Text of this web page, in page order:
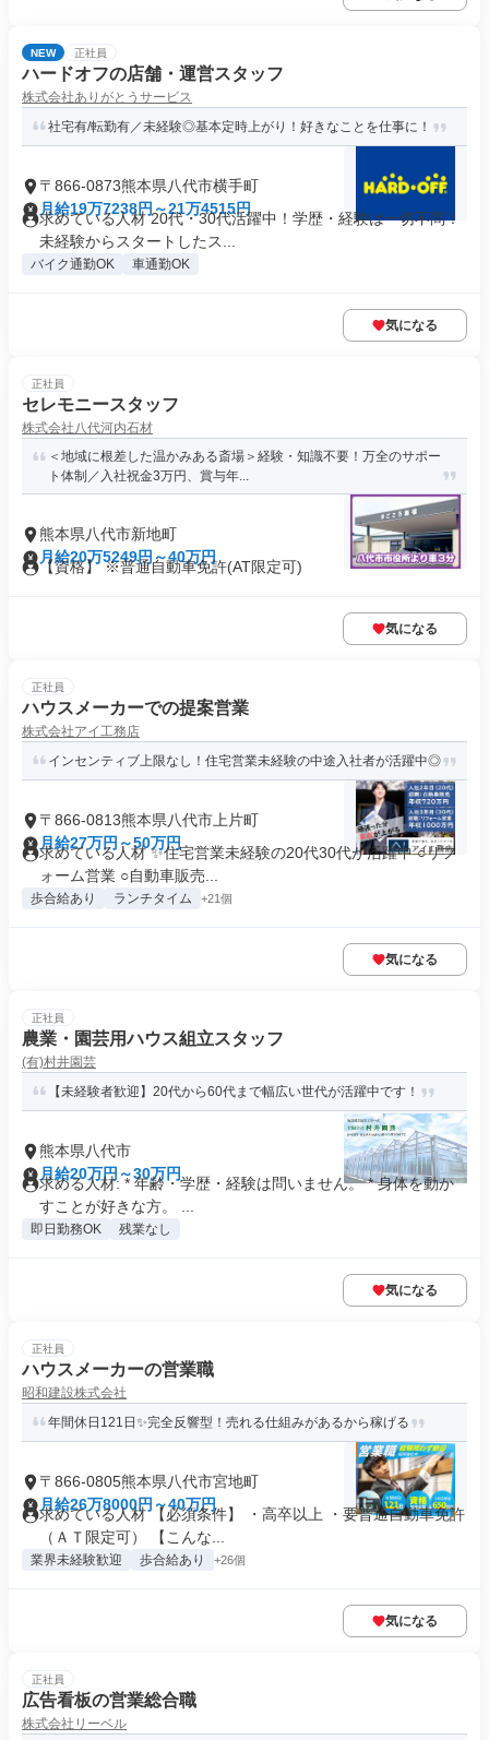
NEW 正社員
ハードオフの店舗・運営スタッフ
株式会社ありがとうサービス
社宅有/転勤有／未経験◎基本定時上がり！好きなことを仕事に！
〒866-0873熊本県八代市横手町
月給19万7238円～21万4515円
求めている人材 20代・30代活躍中！学歴・経験は一切不問！
未経験からスタートしたス...
バイク通勤OK 車通勤OK
気になる
正社員
セレモニースタッフ
株式会社八代河内石材
＜地域に根差した温かみある斎場＞経験・知識不要！万全のサポー
ト体制／入社祝金3万円、賞与年...
熊本県八代市新地町
月給20万5249円～40万円
【資格】 ※普通自動車免許(AT限定可)
気になる
正社員
ハウスメーカーでの提案営業
株式会社アイ工務店
インセンティブ上限なし！住宅営業未経験の中途入社者が活躍中◎
〒866-0813熊本県八代市上片町
月給27万円～50万円
求めている人材 ✨住宅営業未経験の20代30代が活躍中 ○リフ
ォーム営業 ○自動車販売...
歩合給あり ランチタイム +21個
気になる
正社員
農業・園芸用ハウス組立スタッフ
(有)村井園芸
【未経験者歓迎】20代から60代まで幅広い世代が活躍中です！
熊本県八代市
月給20万円～30万円
求める人材: * 年齢・学歴・経験は問いません。 * 身体を動か
すことが好きな方。 ...
即日勤務OK 残業なし
気になる
正社員
ハウスメーカーの営業職
昭和建設株式会社
年間休日121日✨完全反響型！売れる仕組みがあるから稼げる
〒866-0805熊本県八代市宮地町
月給26万8000円～40万円
求めている人材 【必須条件】 ・高卒以上 ・要普通自動車免許
（ＡＴ限定可） 【こんな...
業界未経験歓迎 歩合給あり +26個
気になる
正社員
広告看板の営業総合職
株式会社リーベル